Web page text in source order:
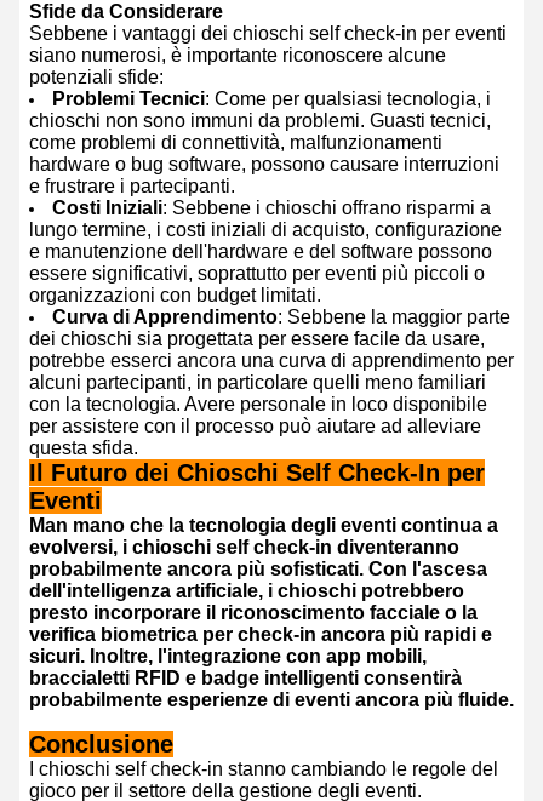
Sfide da Considerare
Sebbene i vantaggi dei chioschi self check-in per eventi
siano numerosi, è importante riconoscere alcune
potenziali sfide:
Problemi Tecnici: Come per qualsiasi tecnologia, i
chioschi non sono immuni da problemi. Guasti tecnici,
come problemi di connettività, malfunzionamenti
hardware o bug software, possono causare interruzioni
e frustrare i partecipanti.
Costi Iniziali: Sebbene i chioschi offrano risparmi a
lungo termine, i costi iniziali di acquisto, configurazione
e manutenzione dell'hardware e del software possono
essere significativi, soprattutto per eventi più piccoli o
organizzazioni con budget limitati.
Curva di Apprendimento: Sebbene la maggior parte
dei chioschi sia progettata per essere facile da usare,
potrebbe esserci ancora una curva di apprendimento per
alcuni partecipanti, in particolare quelli meno familiari
con la tecnologia. Avere personale in loco disponibile
per assistere con il processo può aiutare ad alleviare
questa sfida.
Il Futuro dei Chioschi Self Check-In per
Eventi
Man mano che la tecnologia degli eventi continua a
evolversi, i chioschi self check-in diventeranno
probabilmente ancora più sofisticati. Con l'ascesa
dell'intelligenza artificiale, i chioschi potrebbero
presto incorporare il riconoscimento facciale o la
verifica biometrica per check-in ancora più rapidi e
sicuri. Inoltre, l'integrazione con app mobili,
braccialetti RFID e badge intelligenti consentirà
probabilmente esperienze di eventi ancora più fluide.
Conclusione
I chioschi self check-in stanno cambiando le regole del
gioco per il settore della gestione degli eventi.